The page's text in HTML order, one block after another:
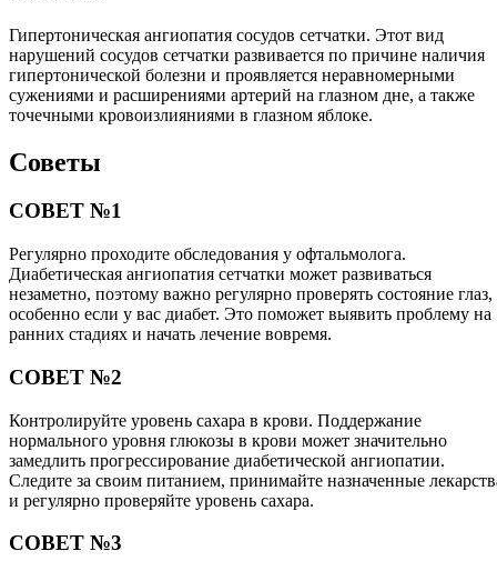
Гипертоническая ангиопатия сосудов сетчатки. Этот вид
нарушений сосудов сетчатки развивается по причине наличия
гипертонической болезни и проявляется неравномерными
сужениями и расширениями артерий на глазном дне, а также
точечными кровоизлияниями в глазном яблоке.
Советы
СОВЕТ №1
Регулярно проходите обследования у офтальмолога.
Диабетическая ангиопатия сетчатки может развиваться
незаметно, поэтому важно регулярно проверять состояние глаз,
особенно если у вас диабет. Это поможет выявить проблему на
ранних стадиях и начать лечение вовремя.
СОВЕТ №2
Контролируйте уровень сахара в крови. Поддержание
нормального уровня глюкозы в крови может значительно
замедлить прогрессирование диабетической ангиопатии.
Следите за своим питанием, принимайте назначенные
и регулярно проверяйте уровень сахара.
СОВЕТ №3